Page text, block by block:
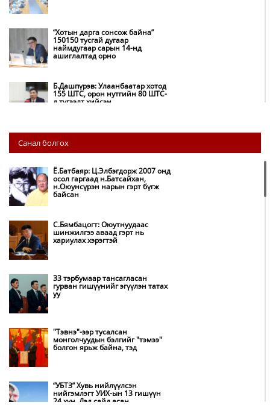
“Хотын дарга сонсож байна”
150150 тусгай дугаар
наймдугаар сарын 14-нд
ашиглалтад орно
Б.Дашпүрэв: Улаанбаатар хотод
155 ШТС, орон нутгийн 80 ШТС-
д түгээлт хийсэн
НИТХ: Багануур ХК-ийг түшиглэн
нүүрс-пиролизийн үйлдвэр
байгуулж, ирэх оноос хагас кокс
Амаргүй цаг үеийг ирэх
НИТХ-ын төлөөлөгчид COP17
Монгол Улс “COP17”-д “Тал
Нөөцийн махны худалдаа,
Санал болгох
Ё.Батбаяр: Ц.Элбэгдорж 2007 онд
осол гаргаад н.Батсайхан,
н.Оюунсүрэн нарын гэрт бүгж
байсан
С.Бямбацогт: Оюутнуудаас
шинжилгээ аваад гэрт нь
хариулах хэрэгтэй
33 тэрбумаар тансагласан
гурван гишүүнийг эгүүлэн татах
уу
"Тэвнэ"-ээр тусалсан
монголчуудын бэлгийг "тэмээ"
болгон ярьж байна, тэд
“УБТЗ” Хувь нийлүүлсэн
нийгэмлэгт УИХ-ын 13 гишүүн
24 хүн, Дэд сайд асан